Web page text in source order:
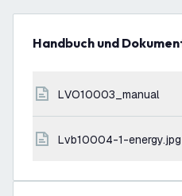
Handbuch und
LVO10003_manual
lvb10004-1-energy.jpg